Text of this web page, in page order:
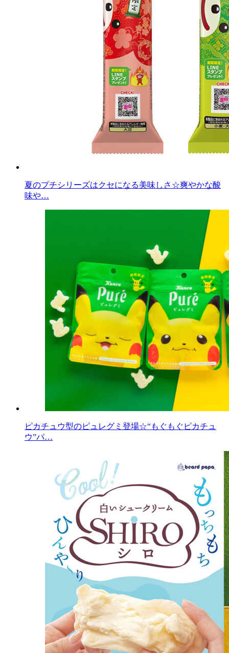
夏のプチシリーズはクセになる美味しさ☆爽やかな酸
味や…
ピカチュウ型のピュレグミ登場☆“もぐもぐピカチュ
ウ”パ…